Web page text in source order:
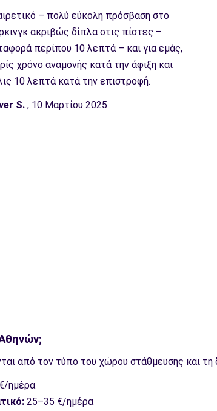
– πολύ εύκολη πρόσβαση στο
ακριβώς δίπλα στις πίστες –
περίπου 10 λεπτά – και για εμάς,
χρόνο αναμονής κατά την άφιξη και
10 λεπτά κατά την επιστροφή.
S. , 10 Μαρτίου 2025
από τον τύπο του χώρου στάθμευσης και τη
ημέρα
25–35 €/ημέρα